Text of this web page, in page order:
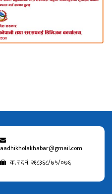
aadhikholakhabar@gmail.com
क. र द नं. २१८३६८/७५/०७६